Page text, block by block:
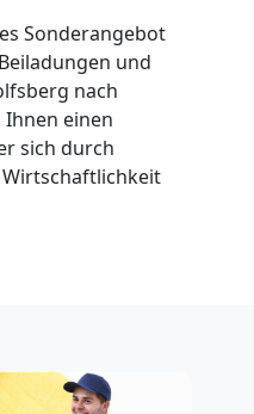
Sonderangebot
und
nach
einen
sich durch